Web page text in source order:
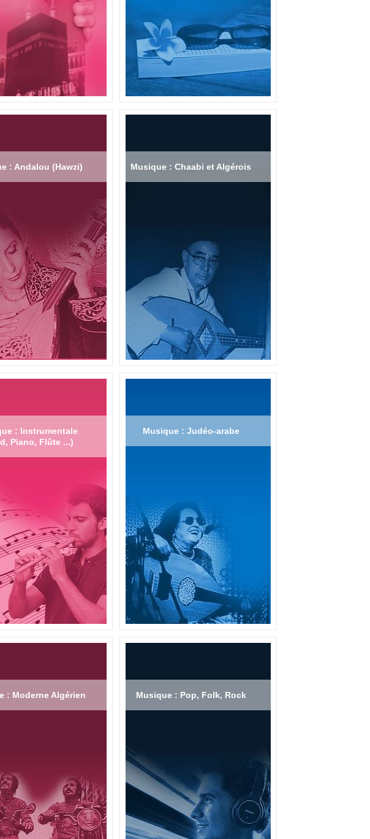
: Andalou (Hawzi) Musique : Chaabi et Algérois
: Instrumentale
Piano, Flûte ...)
Musique : Judéo-arabe
: Moderne Algérien Musique : Pop, Folk, Rock